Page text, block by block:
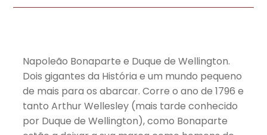
Napoleão Bonaparte e Duque de Wellington.
Dois gigantes da História e um mundo pequeno
de mais para os abarcar. Corre o ano de 1796 e
tanto Arthur Wellesley (mais tarde conhecido
por Duque de Wellington), como Bonaparte